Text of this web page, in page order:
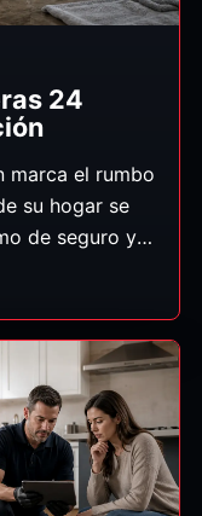
24
marca el rumbo
su hogar se
de seguro y
orden.